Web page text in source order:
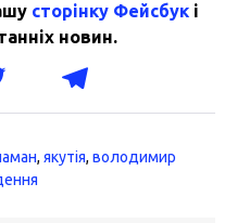
сторінку Фейсбук і
новин.
, якутія, володимир